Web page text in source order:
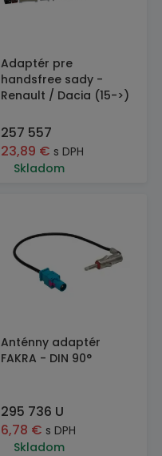
Adaptér pre
handsfree sady -
Renault / Dacia (15->)
257 557
23,89 € s DPH
Skladom
Anténny adaptér
FAKRA - DIN 90°
295 736 U
6,78 € s DPH
Skladom